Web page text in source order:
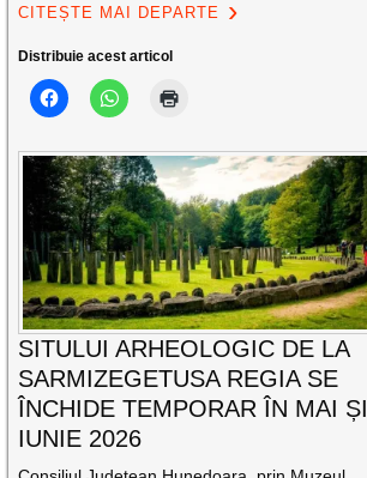
CITEȘTE MAI DEPARTE
Distribuie acest articol
SITULUI ARHEOLOGIC DE LA
SARMIZEGETUSA REGIA SE
ÎNCHIDE TEMPORAR ÎN MAI ȘI
IUNIE 2026